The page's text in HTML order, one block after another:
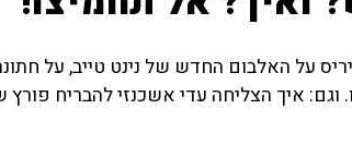
על האלבום החדש של נינט טייב, על
איך הצליחה עדי אשכנזי להבריח